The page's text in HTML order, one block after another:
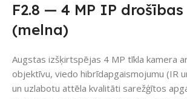
F2.8 — 4 MP IP
(melna)
Augstas izšķirtspējas 4 MP tīkla kamera
objektīvu, viedo hibrīdapgaismojumu (IR
un uzlabotu attēla kvalitāti sarežģītos